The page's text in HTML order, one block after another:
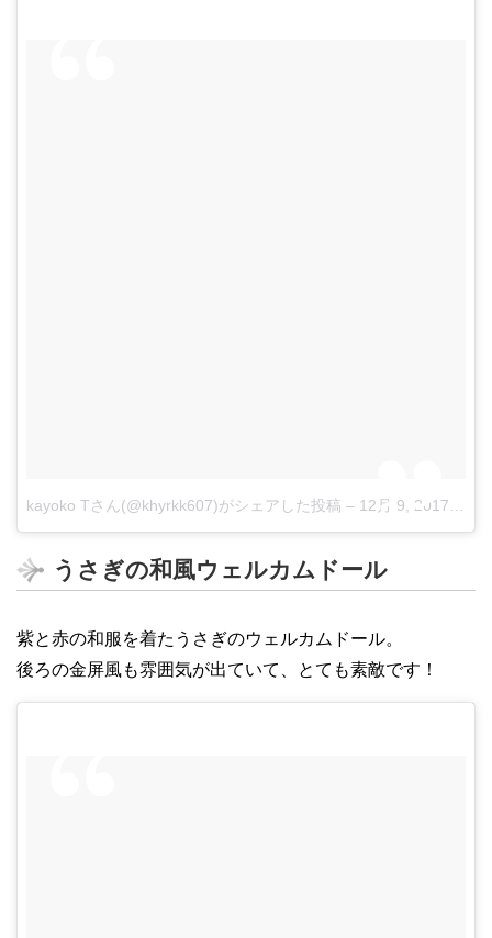
kayoko Tさん(@khyrkk607)がシェアした投稿 – 12月 9, 2017 at 4:35午前 PST
うさぎの和風ウェルカムドール
紫と赤の和服を着たうさぎのウェルカムドール。
後ろの金屏風も雰囲気が出ていて、とても素敵です！